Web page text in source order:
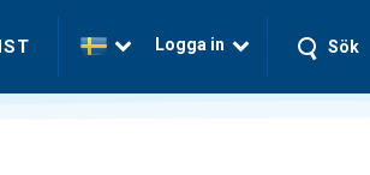
Logga in Sök